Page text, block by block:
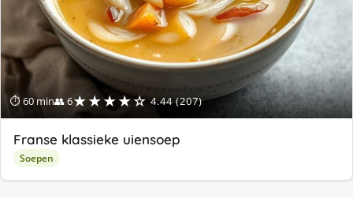
⏱ 60 min👥 6★★★★☆ 4.44 (207)
Franse klassieke uiensoep
Soepen